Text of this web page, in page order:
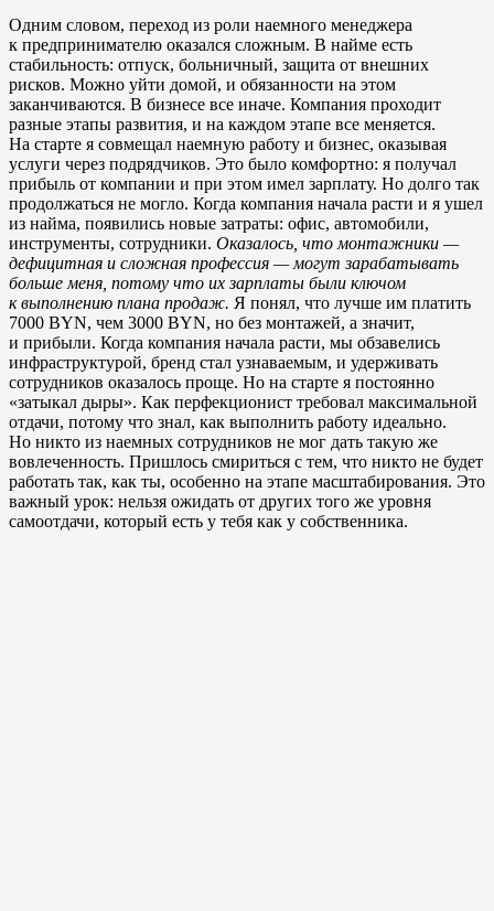
Одним словом, переход из роли наемного менеджера
к предпринимателю оказался сложным. В найме есть
стабильность: отпуск, больничный, защита от внешних
рисков. Можно уйти домой, и обязанности на этом
заканчиваются. В бизнесе все иначе. Компания проходит
разные этапы развития, и на каждом этапе все меняется.
На старте я совмещал наемную работу и бизнес, оказывая
услуги через подрядчиков. Это было комфортно: я получал
прибыль от компании и при этом имел зарплату. Но долго так
продолжаться не могло. Когда компания начала расти и я ушел
из найма, появились новые затраты: офис, автомобили,
инструменты, сотрудники. Оказалось, что монтажники —
дефицитная и сложная профессия — могут зарабатывать
больше меня, потому что их зарплаты были ключом
к выполнению плана продаж. Я понял, что лучше им платить
7000 BYN, чем 3000 BYN, но без монтажей, а значит,
и прибыли. Когда компания начала расти, мы обзавелись
инфраструктурой, бренд стал узнаваемым, и удерживать
сотрудников оказалось проще. Но на старте я постоянно
«затыкал дыры». Как перфекционист требовал максимальной
отдачи, потому что знал, как выполнить работу идеально.
Но никто из наемных сотрудников не мог дать такую же
вовлеченность. Пришлось смириться с тем, что никто не будет
работать так, как ты, особенно на этапе масштабирования. Это
важный урок: нельзя ожидать от других того же уровня
самоотдачи, который есть у тебя как у собственника.